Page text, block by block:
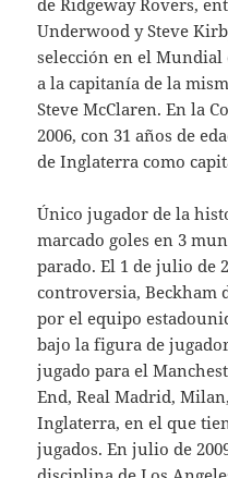
de Ridgeway Rovers,
Underwood y Steve
selección en el
a la capitanía de la
Steve McClaren. En la
2006, con 31 años de
de Inglaterra como
Único jugador de la
marcado goles en 3
parado. El 1 de julio de
controversia, Beckham
por el equipo
bajo la figura de
jugado para el
End, Real Madrid,
Inglaterra, en el que
jugados. En julio de